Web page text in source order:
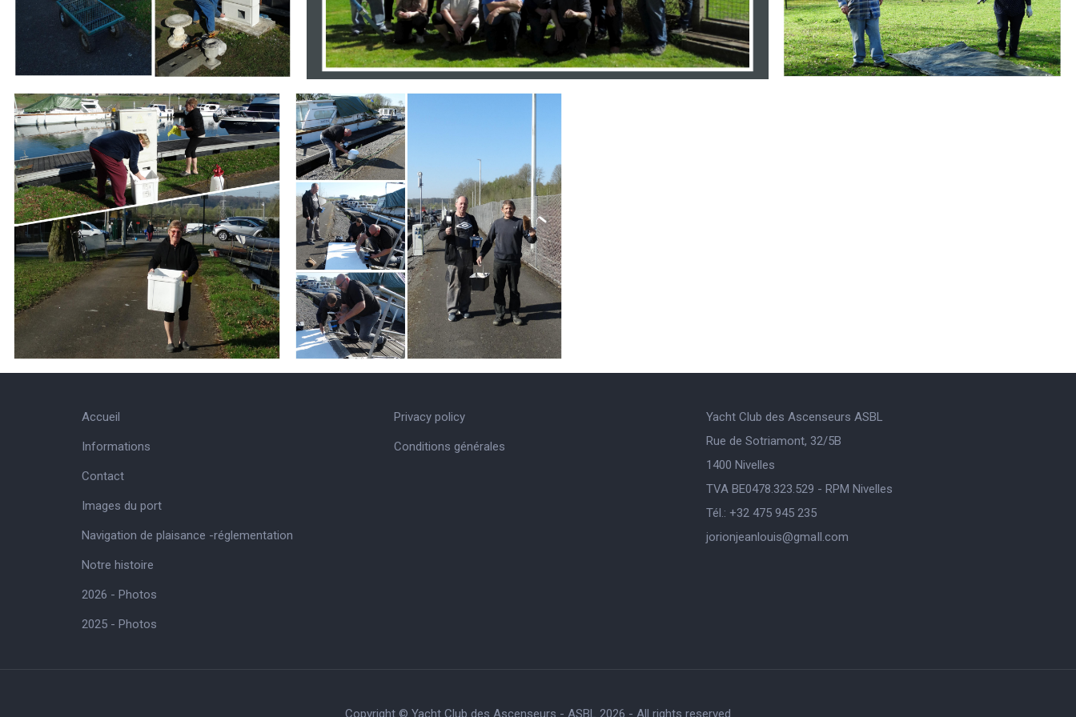
Branding
ARMCHAIR
Branding
ARMCHAIR
Accueil
Informations
Contact
Images du port
Navigation de plaisance -réglementation
Notre histoire
2026 - Photos
2025 - Photos
Privacy policy
Conditions générales
Yacht Club des Ascenseurs ASBL
Rue de Sotriamont, 32/5B
1400 Nivelles
TVA BE0478.323.529 - RPM Nivelles
Tél.: +32 475 945 235
jorionjeanlouis@gmaIl.com
Copyright © Yacht Club des Ascenseurs - ASBL 2026 - All rights reserved